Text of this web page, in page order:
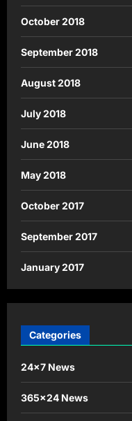
October 2018
September 2018
August 2018
July 2018
June 2018
May 2018
October 2017
September 2017
January 2017
Categories
24×7 News
365×24 News